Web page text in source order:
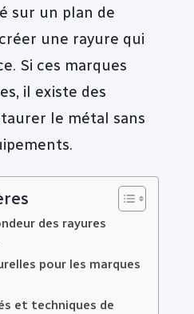
sur un plan de
une rayure qui
Si ces marques
il existe des
le métal sans
des rayures
pour les marques
et techniques de